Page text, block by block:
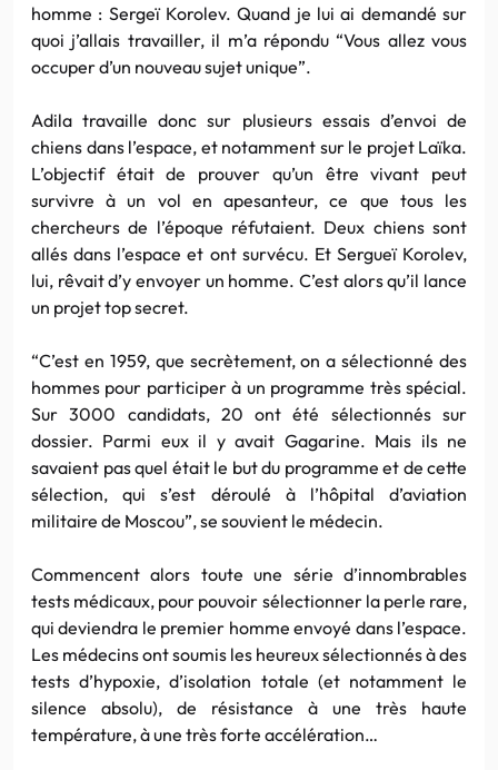
homme : Sergeï Korolev. Quand je lui ai demandé sur
quoi j’allais travailler, il m’a répondu “Vous allez vous
occuper d’un nouveau sujet unique”.
Adila travaille donc sur plusieurs essais d’envoi de
chiens dans l’espace, et notamment sur le projet Laïka.
L’objectif était de prouver qu’un être vivant peut
survivre à un vol en apesanteur, ce que tous les
chercheurs de l’époque réfutaient. Deux chiens sont
allés dans l’espace et ont survécu. Et Sergueï Korolev,
lui, rêvait d’y envoyer un homme. C’est alors qu’il lance
un projet top secret.
“C’est en 1959, que secrètement, on a sélectionné des
hommes pour participer à un programme très spécial.
Sur 3000 candidats, 20 ont été sélectionnés sur
dossier. Parmi eux il y avait Gagarine. Mais ils ne
savaient pas quel était le but du programme et de cette
sélection, qui s’est déroulé à l’hôpital d’aviation
militaire de Moscou”, se souvient le médecin.
Commencent alors toute une série d’innombrables
tests médicaux, pour pouvoir sélectionner la perle rare,
qui deviendra le premier homme envoyé dans l’espace.
Les médecins ont soumis les heureux sélectionnés à des
tests d’hypoxie, d’isolation totale (et notamment le
silence absolu), de résistance à une très haute
température, à une très forte accélération…